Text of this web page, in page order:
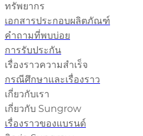
ทรัพยากร
เอกสารประกอบผลิตภัณฑ์
คำถามที่พบบ่อย
การรับประกัน
เรื่องราวความสำเร็จ
กรณีศึกษาและเรื่องราว
เกี่ยวกับเรา
เกี่ยวกับ Sungrow
เรื่องราวของแบรนด์